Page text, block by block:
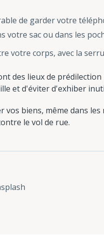
de garder votre
votre sac ou dans les
votre corps, avec la
des lieux de
et d'éviter d'exhiber
biens, même dans
le vol de rue.